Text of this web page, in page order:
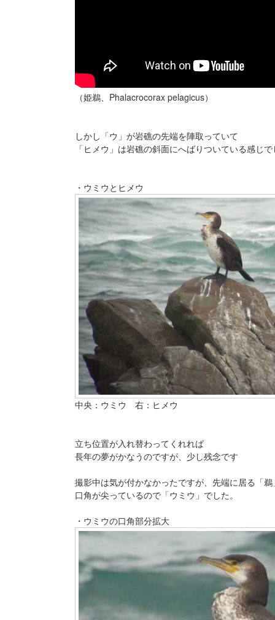
（姫鵜、Phalacrocorax pelagicus）
しかし「ウ」が岩礁の先端を陣取っていて
「ヒメウ」は岩礁の斜面にへばりついている感じ
・ウミウとヒメウ
中央：ウミウ 右：ヒメウ
立ち位置が入れ替わってくれれば
長年の夢がかなうのですが、少し残念です
撮影中は気が付かなかったですが、先端に居る「
口角が尖っているので「ウミウ」でした。
・ウミウの口角部分拡大